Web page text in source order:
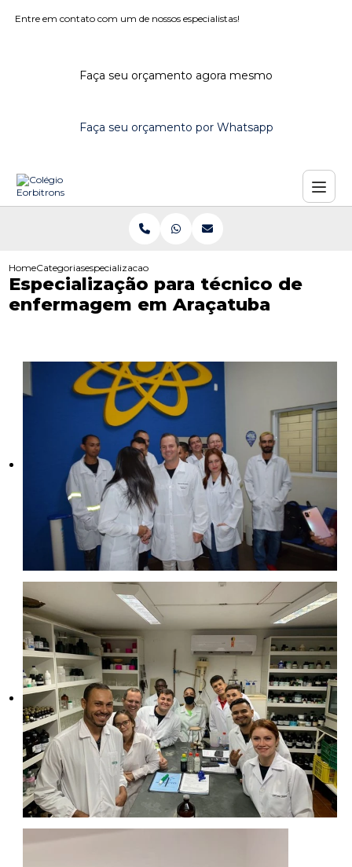
Entre em contato com um de nossos especialistas!
Faça seu orçamento agora mesmo
Faça seu orçamento por Whatsapp
HomeCategoriasespecializacao tecnico enfermagem aracatuba
Especialização para técnico de
enfermagem em Araçatuba